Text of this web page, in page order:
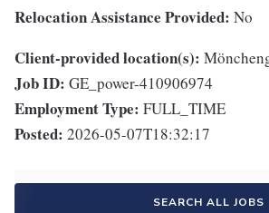
Relocation Assistance Provided: No
Client-provided location(s):
Job ID: GE_power-410906974
Employment Type: FULL_TIME
Posted: 2026-05-07T18:32:17
SEARCH ALL JOBS